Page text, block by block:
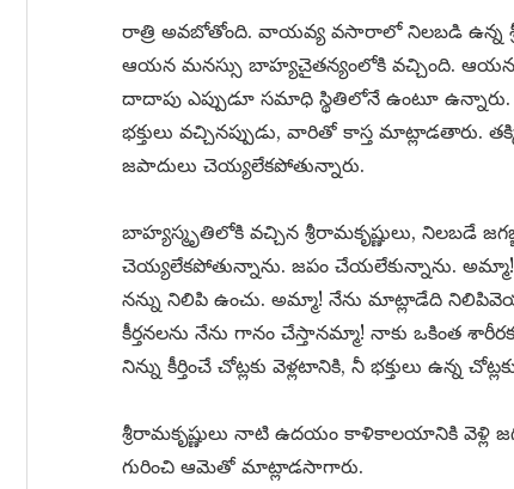
రాత్రి అవబోతోంది. వాయవ్య వసారాలో నిలబడి ఉన్న
ఆయన మనస్సు బాహ్యచైతన్యంలోకి వచ్చింది. ఆయన
దాదాపు ఎప్పుడూ సమాధి స్థితిలోనే ఉంటూ
భక్తులు వచ్చినప్పుడు, వారితో కాస్త
జపాదులు చెయ్యలేకపోతున్నారు.
బాహ్యస్మృతిలోకి వచ్చిన శ్రీరామకృష్ణులు, నిలబడే
చెయ్యలేకపోతున్నాను. జపం చేయలేకున్నాను. అమ్మా!
నన్ను నిలిపి ఉంచు. అమ్మా! నేను మాట్లాడేది
కీర్తనలను నేను గానం చేస్తానమ్మా! నాకు ఒకింత
నిన్ను కీర్తించే చోట్లకు వెళ్లటానికి, నీ భక్తులు ఉన్న
శ్రీరామకృష్ణులు నాటి ఉదయం కాళికాలయానికి వెళ్లి
గురించి ఆమెతో మాట్లాడసాగారు.